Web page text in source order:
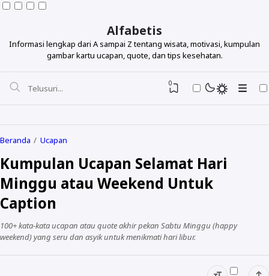
Alfabetis
Informasi lengkap dari A sampai Z tentang wisata, motivasi, kumpulan
gambar kartu ucapan, quote, dan tips kesehatan.
Berdasarkan Topik
Berdasarkan Tokoh
0
Beranda Ucapan
Kumpulan Ucapan Selamat Hari
Minggu atau Weekend Untuk
Caption
100+ kata-kata ucapan atau quote akhir pekan Sabtu Minggu (happy
weekend) yang seru dan asyik untuk menikmati hari libur.